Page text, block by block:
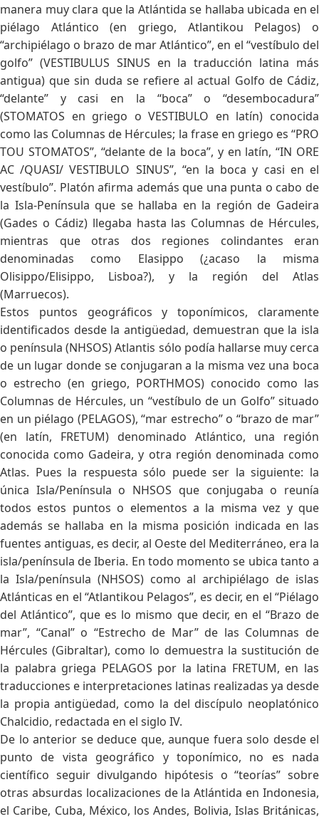
manera muy clara que la Atlántida se hallaba ubicada en el
piélago Atlántico (en griego, Atlantikou Pelagos) o
“archipiélago o brazo de mar Atlántico”, en el “vestíbulo del
golfo” (VESTIBULUS SINUS en la traducción latina más
antigua) que sin duda se refiere al actual Golfo de Cádiz,
“delante” y casi en la “boca” o “desembocadura”
(STOMATOS en griego o VESTIBULO en latín) conocida
como las Columnas de Hércules; la frase en griego es “PRO
TOU STOMATOS”, “delante de la boca”, y en latín, “IN ORE
AC /QUASI/ VESTIBULO SINUS”, “en la boca y casi en el
vestíbulo”. Platón afirma además que una punta o cabo de
la Isla-Península que se hallaba en la región de Gadeira
(Gades o Cádiz) llegaba hasta las Columnas de Hércules,
mientras que otras dos regiones colindantes eran
denominadas como Elasippo (¿acaso la misma
Olisippo/Elisippo, Lisboa?), y la región del Atlas
(Marruecos).
Estos puntos geográficos y toponímicos, claramente
identificados desde la antigüedad, demuestran que la isla
o península (NHSOS) Atlantis sólo podía hallarse muy cerca
de un lugar donde se conjugaran a la misma vez una boca
o estrecho (en griego, PORTHMOS) conocido como las
Columnas de Hércules, un “vestíbulo de un Golfo” situado
en un piélago (PELAGOS), “mar estrecho” o “brazo de mar”
(en latín, FRETUM) denominado Atlántico, una región
conocida como Gadeira, y otra región denominada como
Atlas. Pues la respuesta sólo puede ser la siguiente: la
única Isla/Península o NHSOS que conjugaba o reunía
todos estos puntos o elementos a la misma vez y que
además se hallaba en la misma posición indicada en las
fuentes antiguas, es decir, al Oeste del Mediterráneo, era la
isla/península de Iberia. En todo momento se ubica tanto a
la Isla/península (NHSOS) como al archipiélago de islas
Atlánticas en el “Atlantikou Pelagos”, es decir, en el “Piélago
del Atlántico”, que es lo mismo que decir, en el “Brazo de
mar”, “Canal” o “Estrecho de Mar” de las Columnas de
Hércules (Gibraltar), como lo demuestra la sustitución de
la palabra griega PELAGOS por la latina FRETUM, en las
traducciones e interpretaciones latinas realizadas ya desde
la propia antigüedad, como la del discípulo neoplatónico
Chalcidio, redactada en el siglo IV.
De lo anterior se deduce que, aunque fuera solo desde el
punto de vista geográfico y toponímico, no es nada
científico seguir divulgando hipótesis o “teorías” sobre
otras absurdas localizaciones de la Atlántida en Indonesia,
el Caribe, Cuba, México, los Andes, Bolivia, Islas Británicas,